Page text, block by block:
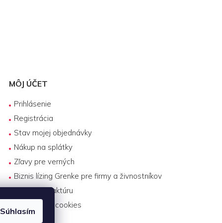
Súhlasím
MÔJ ÚČET
Prihlásenie
Registrácia
Stav mojej objednávky
Nákup na splátky
Zľavy pre verných
Biznis lízing Grenke pre firmy a živnostníkov
Platba na faktúru
Nastavenie cookies